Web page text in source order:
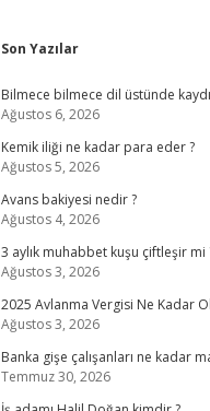
Sidebar
Son Yazılar
Bilmece bilmece dil üstünde
Ağustos 6, 2026
Kemik iliği ne kadar para eder ?
Ağustos 5, 2026
Avans bakiyesi nedir ?
Ağustos 4, 2026
3 aylık muhabbet kuşu çiftleşir mi
Ağustos 3, 2026
2025 Avlanma Vergisi Ne Kadar
Ağustos 3, 2026
Banka gişe çalışanları ne kadar
Temmuz 30, 2026